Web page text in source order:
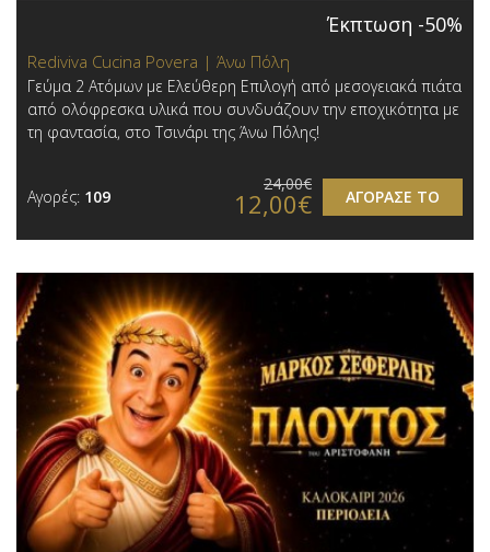
Έκπτωση -50%
Rediviva Cucina Povera | Άνω Πόλη
Γεύμα 2 Ατόμων με Ελεύθερη Επιλογή από μεσογειακά πιάτα
από ολόφρεσκα υλικά που συνδυάζουν την εποχικότητα με
τη φαντασία, στο Τσινάρι της Άνω Πόλης!
Αγορές: 109 ΑΓΟΡΑΣΕ ΤΟ
24,00€
12,00€